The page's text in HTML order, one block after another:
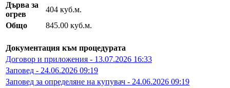
Дърва за
огрев
404 куб.м.
Общо
845.00 куб.м.
Документация към процедурата
Договор и приложения - 13.07.2026 16:33
Заповед - 24.06.2026 09:19
Заповед за определяне на купувач - 24.06.2026 09:19